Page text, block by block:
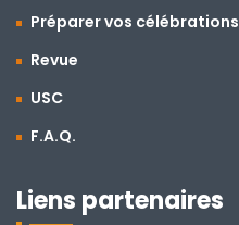
Préparer vos célébrations
Revue
USC
F.A.Q.
Liens partenaires